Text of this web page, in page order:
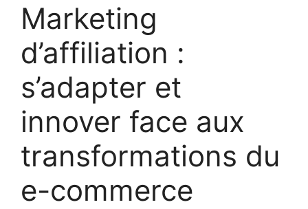
Marketing
d’affiliation :
s’adapter et
innover face aux
transformations du
e-commerce